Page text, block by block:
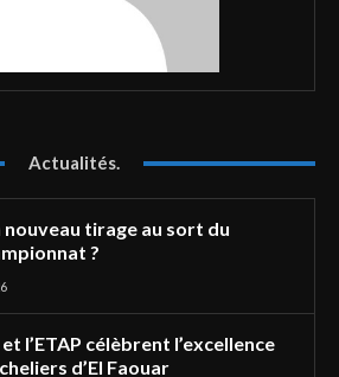
Actualités.
nouveau tirage au sort du
?
l’ETAP célèbrent l’excellence
d’El Faouar